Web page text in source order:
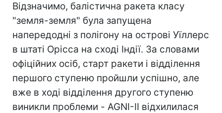
Відзначимо, балістична ракета класу
"земля-земля" була запущена
напередодні з полігону на острові Уїллерс
в штаті Орісса на сході Індії. За словами
офіційних осіб, старт ракети і відділення
першого ступеню пройшли успішно, але
вже в ході відділення другого ступеню
виникли проблеми - AGNI-II відхилилася